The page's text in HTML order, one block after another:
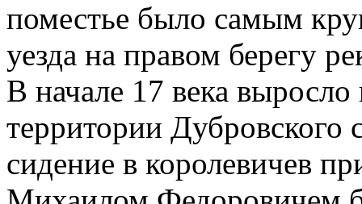
поместье было самым
уезда на правом берегу
В начале 17 века выросло
территории Дубровского
сидение в королевичев